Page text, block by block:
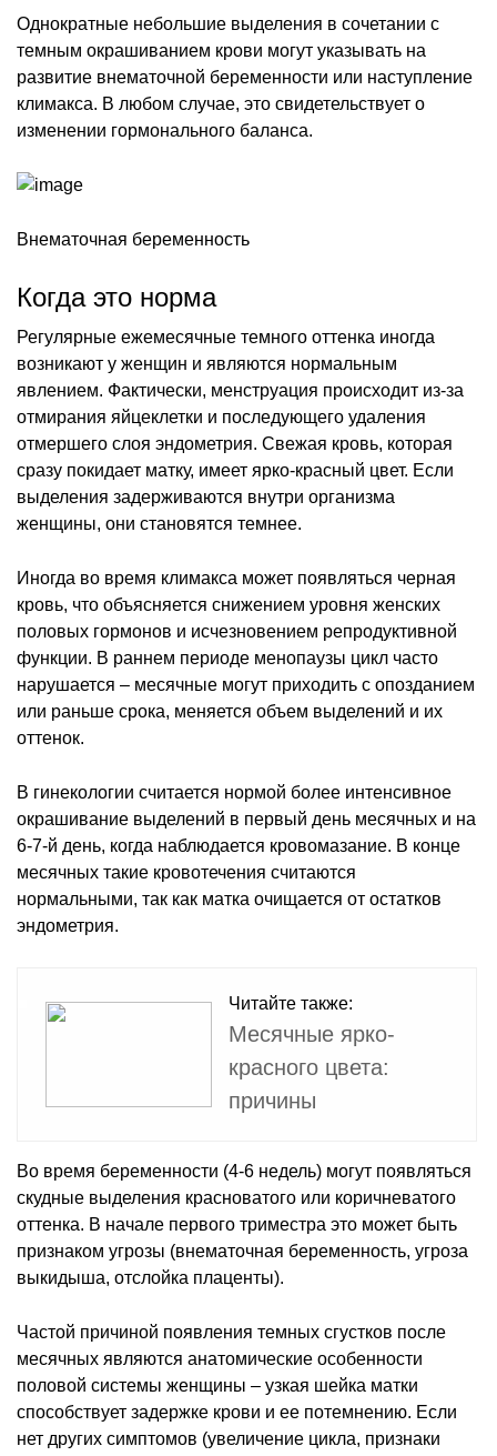
Однократные небольшие выделения в сочетании с
темным окрашиванием крови могут указывать на
развитие внематочной беременности или наступление
климакса. В любом случае, это свидетельствует о
изменении гормонального баланса.
Внематочная беременность
Когда это норма
Регулярные ежемесячные темного оттенка иногда
возникают у женщин и являются нормальным
явлением. Фактически, менструация происходит из-за
отмирания яйцеклетки и последующего удаления
отмершего слоя эндометрия. Свежая кровь, которая
сразу покидает матку, имеет ярко-красный цвет. Если
выделения задерживаются внутри организма
женщины, они становятся темнее.
Иногда во время климакса может появляться черная
кровь, что объясняется снижением уровня женских
половых гормонов и исчезновением репродуктивной
функции. В раннем периоде менопаузы цикл часто
нарушается – месячные могут приходить с опозданием
или раньше срока, меняется объем выделений и их
оттенок.
В гинекологии считается нормой более интенсивное
окрашивание выделений в первый день месячных и на
6-7-й день, когда наблюдается кровомазание. В конце
месячных такие кровотечения считаются
нормальными, так как матка очищается от остатков
эндометрия.
Читайте также:
Месячные ярко-
красного цвета:
причины
Во время беременности (4-6 недель) могут появляться
скудные выделения красноватого или коричневатого
оттенка. В начале первого триместра это может быть
признаком угрозы (внематочная беременность, угроза
выкидыша, отслойка плаценты).
Частой причиной появления темных сгустков после
месячных являются анатомические особенности
половой системы женщины – узкая шейка матки
способствует задержке крови и ее потемнению. Если
нет других симптомов (увеличение цикла, признаки